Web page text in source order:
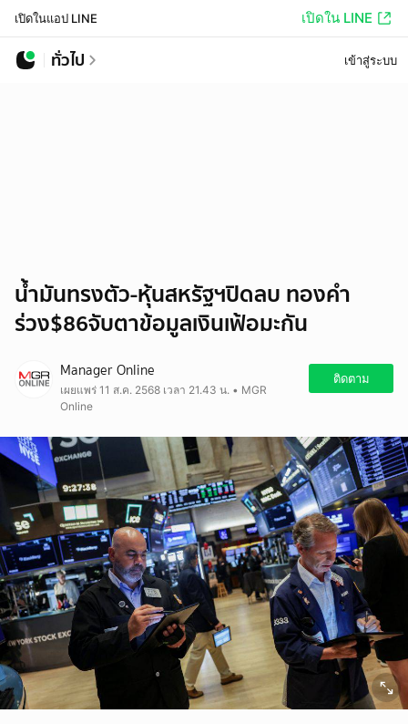
เปิดในแอป LINE เปิดใน LINE
ทั่วไป เข้าสู่ระบบ
น้ำมันทรงตัว-หุ้นสหรัฐฯปิดลบ ทองคำ
ร่วง$86จับตาข้อมูลเงินเฟ้อมะกัน
Manager Online
เผยแพร่ 11 ส.ค. 2568 เวลา 21.43 น. • MGR
Online
ติดตาม